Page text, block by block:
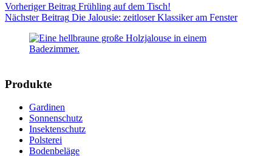
VorherigerBeitrag Frühling auf dem Tisch!
NächsterBeitrag Die Jalousie: zeitloser Klassiker am Fenster
Produkte
Gardinen
Sonnenschutz
Insektenschutz
Polsterei
Bodenbeläge